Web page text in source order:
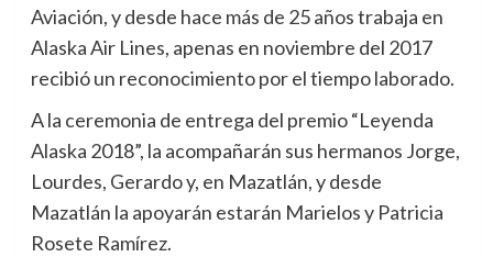
Aviación, y desde hace más de 25 años trabaja en
Alaska Air Lines, apenas en noviembre del 2017
recibió un reconocimiento por el tiempo laborado.
A la ceremonia de entrega del premio “Leyenda
Alaska 2018”, la acompañarán sus hermanos Jorge,
Lourdes, Gerardo y, en Mazatlán, y desde
Mazatlán la apoyarán estarán Marielos y Patricia
Rosete Ramírez.